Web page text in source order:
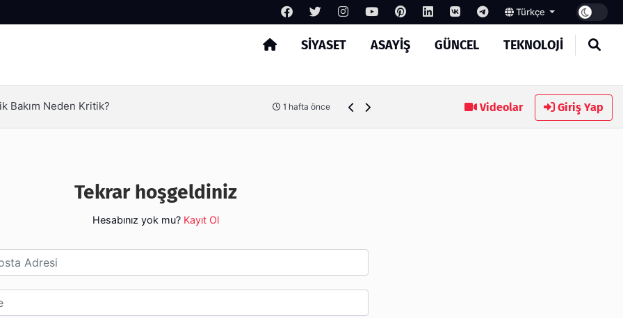
Türkçe
SIYASET ASAYIŞ GÜNCEL TEKNOLOJI
Arama
Bakım Neden Kritik? 1 hafta önce Ambalaj Süreçlerinde Yeni Nesil Verimliliği Olimpack ile
Videolar Giriş Yap
Tekrar hoşgeldiniz
Hesabınız yok mu? Kayıt Ol